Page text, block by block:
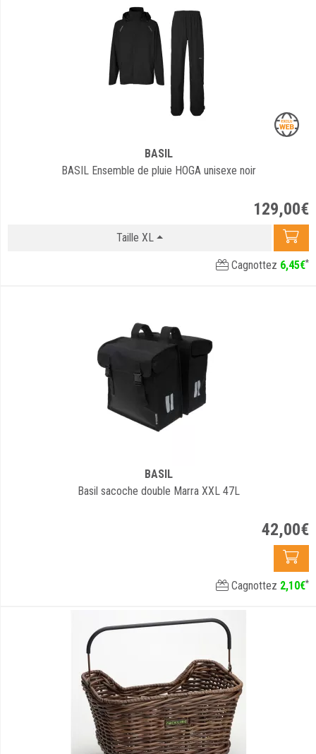
BASIL
BASIL Ensemble de pluie HOGA unisexe noir
129,00€
Taille XL
Cagnottez 6,45€*
BASIL
Basil sacoche double Marra XXL 47L
42,00€
Cagnottez 2,10€*